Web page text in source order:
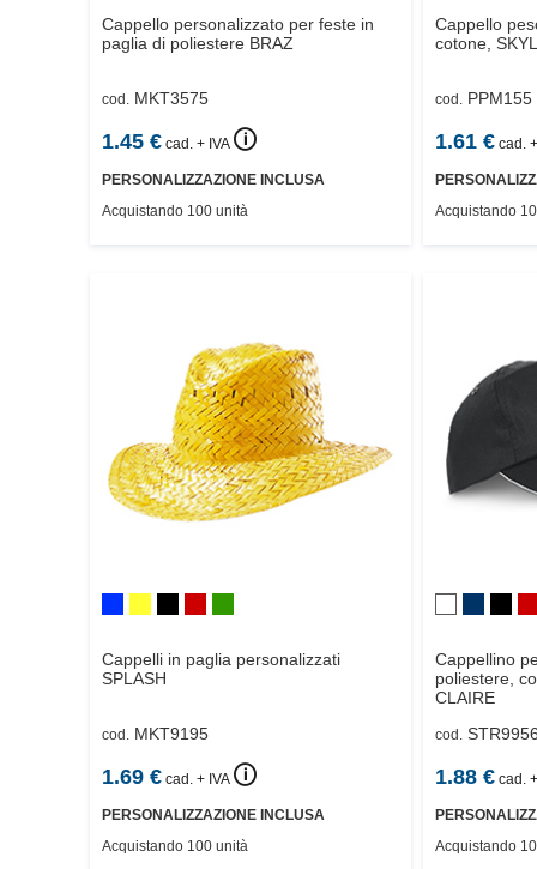
Cappello personalizzato per feste in
paglia di poliestere BRAZ
cod. MKT3575
1.45 € cad. + IVA 🛈
PERSONALIZZAZIONE INCLUSA
Acquistando 100 unità
Cappello
cotone,
cod. PPM155
1.61€ cad.
Acquistando
Cappelli in paglia personalizzati
SPLASH
cod. MKT9195
1.69 € cad. + IVA 🛈
PERSONALIZZAZIONE INCLUSA
Acquistando 100 unità
Cappellino
poliestere,
CLAIRE
cod.
1.88€ cad.
Acquistando